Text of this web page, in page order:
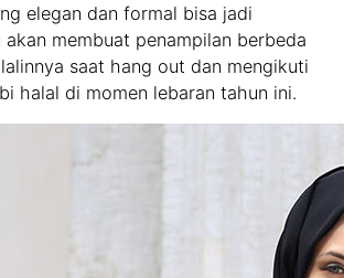
elegan dan formal bisa jadi
akan membuat penampilan berbeda
saat hang out dan mengikuti
halal di momen lebaran tahun ini.